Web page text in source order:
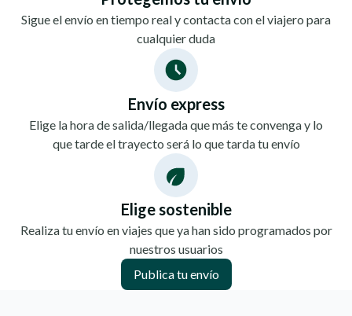
Sigue el envío en tiempo real y contacta con el viajero para
cualquier duda
Envío express
Elige la hora de salida/llegada que más te convenga y lo
que tarde el trayecto será lo que tarda tu envío
Elige sostenible
Realiza tu envío en viajes que ya han sido programados por
nuestros usuarios
Publica tu envío